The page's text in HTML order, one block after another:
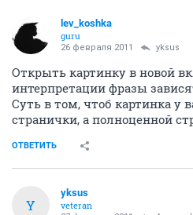
lev_koshka
guru
26 февраля 2011 yksus
Открыть картинку в новой
интерпретации фразы
Суть в том, чтоб картинка у
странички, а полноценной
ОТВЕТИТЬ
Y
yksus
veteran